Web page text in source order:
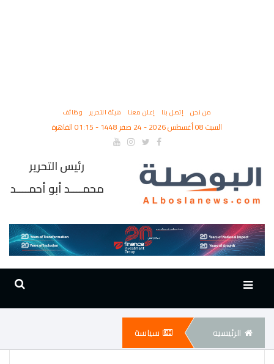
من نحن إتصل بنا إعلن معنا هيئة التحرير وظائف
السبت 08 أغسطس 2026 - 24 صفر 1448 - 01:15 القاهرة
رئيس التحرير
محمــــد أبو أحمــــد
الرئيسيه سياسة